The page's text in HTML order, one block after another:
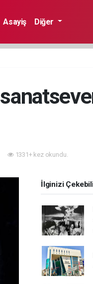
Asayiş Diğer
1331+ kez okundu.
İlginizi